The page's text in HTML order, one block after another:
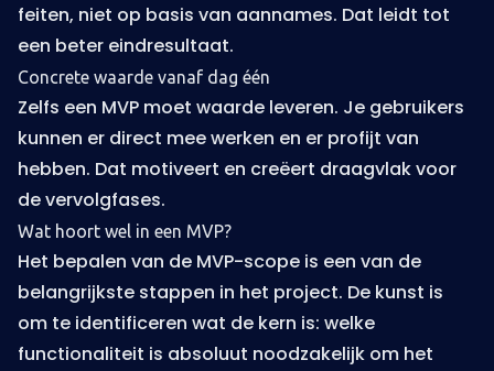
feiten, niet op basis van aannames. Dat leidt tot
een beter eindresultaat.
Concrete waarde vanaf dag één
Zelfs een MVP moet waarde leveren. Je gebruikers
kunnen er direct mee werken en er profijt van
hebben. Dat motiveert en creëert draagvlak voor
de vervolgfases.
Wat hoort wel in een MVP?
Het bepalen van de MVP-scope is een van de
belangrijkste stappen in het project. De kunst is
om te identificeren wat de kern is: welke
functionaliteit is absoluut noodzakelijk om het